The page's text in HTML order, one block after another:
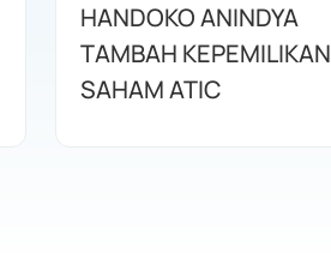
HANDOKO ANINDYA
TAMBAH KEPEMILIKAN
SAHAM ATIC